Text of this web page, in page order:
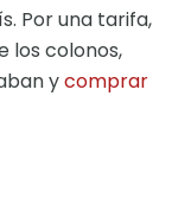
Por una tarifa,
los colonos,
ycomprar